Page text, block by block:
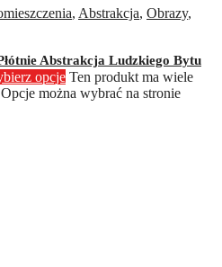
, Abstrakcja, Obrazy,
Abstrakcja Ludzkiego Bytu
opcje Ten produkt ma wiele
można wybrać na stronie